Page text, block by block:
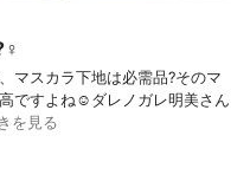
マスカラ下地は必需品?そのマ
ですよね☺️ダレノガレ明美さん
を見る